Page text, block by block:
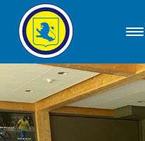
Golfbaan Ter Specke